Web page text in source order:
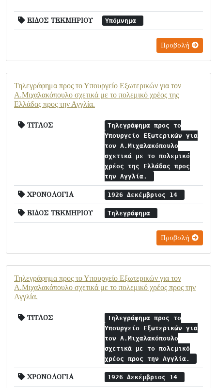
ΕΙΔΟΣ ΤΕΚΜΗΡΙΟΥ Υπόμνημα
Προβολή
Τηλεγράφημα προς το Υπουργείο Εξωτερικών για τον
Α.Μιχαλακόπουλο σχετικά με το πολεμικό χρέος της
Ελλάδας προς την Αγγλία.
ΤΙΤΛΟΣ
Τηλεγράφημα προς το
Υπουργείο Εξωτερικών για
τον Α.Μιχαλακόπουλο
σχετικά με το πολεμικό
χρέος της Ελλάδας προς
την Αγγλία.
ΧΡΟΝΟΛΟΓΙΑ 1926 Δεκέμβριος 14
ΕΙΔΟΣ ΤΕΚΜΗΡΙΟΥ Τηλεγράφημα
Προβολή
Τηλεγράφημα προς το Υπουργείο Εξωτερικών για τον
Α.Μιχαλακόπουλο σχετικά με το πολεμικό χρέος προς την
Αγγλία.
ΤΙΤΛΟΣ
Τηλεγράφημα προς το
Υπουργείο Εξωτερικών για
τον Α.Μιχαλακόπουλο
σχετικά με το πολεμικό
χρέος προς την Αγγλία.
ΧΡΟΝΟΛΟΓΙΑ 1926 Δεκέμβριος 14